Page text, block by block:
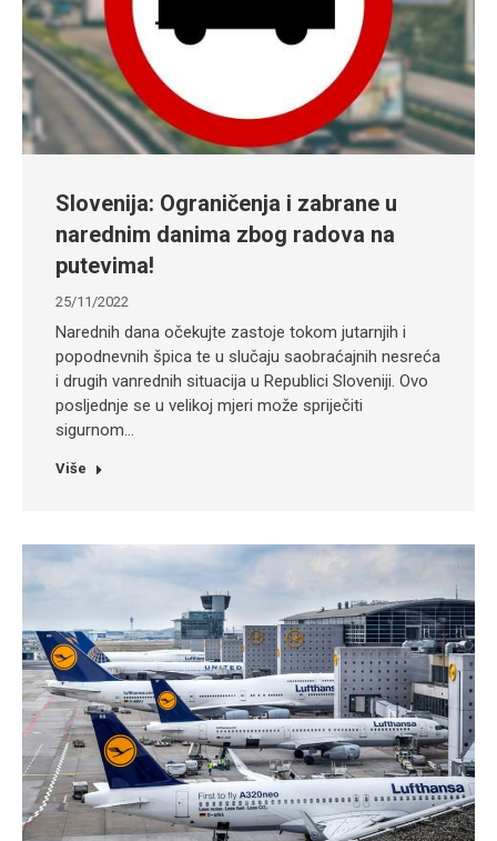
Slovenija: Ograničenja i zabrane u
narednim danima zbog radova na
putevima!
25/11/2022
Narednih dana očekujte zastoje tokom jutarnjih i
popodnevnih špica te u slučaju saobraćajnih nesreća
i drugih vanrednih situacija u Republici Sloveniji. Ovo
posljednje se u velikoj mjeri može spriječiti
sigurnom…
Više